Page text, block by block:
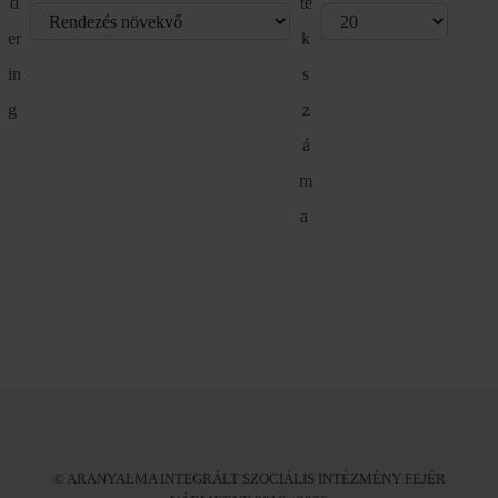
er
in
g
k
s
z
á
m
a
© ARANYALMA INTEGRÁLT SZOCIÁLIS INTÉZMÉNY FEJÉR